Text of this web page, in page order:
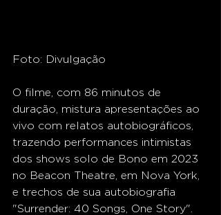
Foto: Divulgação
O filme, com 86 minutos de
duração, mistura apresentações ao
vivo com relatos autobiográficos,
trazendo performances intimistas
dos shows solo de Bono em 2023
no Beacon Theatre, em Nova York,
e trechos de sua autobiografia
"Surrender: 40 Songs, One Story".